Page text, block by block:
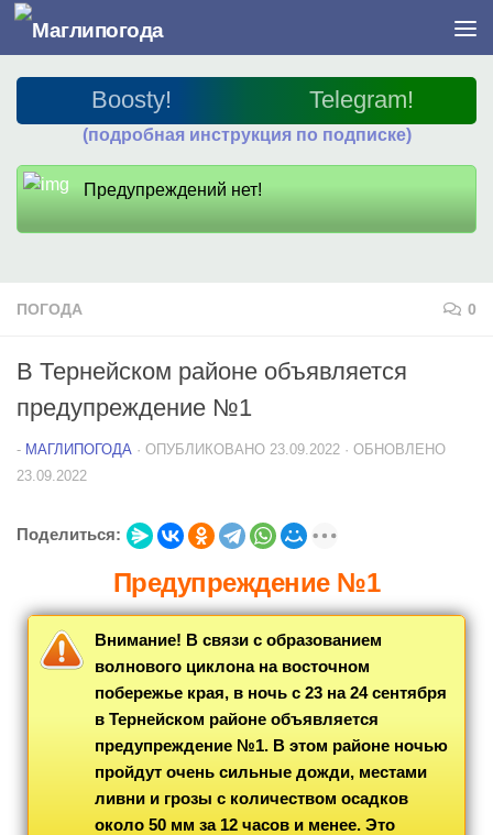
Перейти к содержимому
Boosty! Telegram!
(подробная инструкция по подписке)
Предупреждений нет!
ПОГОДА 0
В Тернейском районе объявляется
предупреждение №1
- МАГЛИПОГОДА · ОПУБЛИКОВАНО 23.09.2022 · ОБНОВЛЕНО
23.09.2022
Поделиться:
Предупреждение №1
Внимание! В связи с образованием
волнового циклона на восточном
побережье края, в ночь с 23 на 24 сентября
в Тернейском районе объявляется
предупреждение №1. В этом районе ночью
пройдут очень сильные дожди, местами
ливни и грозы с количеством осадков
около 50 мм за 12 часов и менее. Это